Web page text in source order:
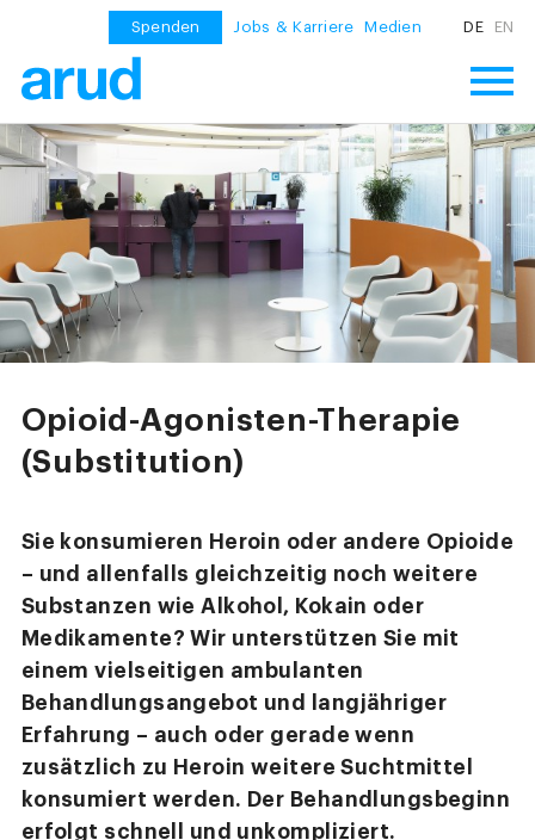
Spenden Jobs & Karriere Medien DE EN
Opioid-Agonisten-Therapie
(Substitution)
Sie konsumieren Heroin oder andere Opioide
– und allenfalls gleichzeitig noch weitere
Substanzen wie Alkohol, Kokain oder
Medikamente? Wir unterstützen Sie mit
einem vielseitigen ambulanten
Behandlungsangebot und langjähriger
Erfahrung – auch oder gerade wenn
zusätzlich zu Heroin weitere Suchtmittel
konsumiert werden. Der Behandlungsbeginn
erfolgt schnell und unkompliziert.